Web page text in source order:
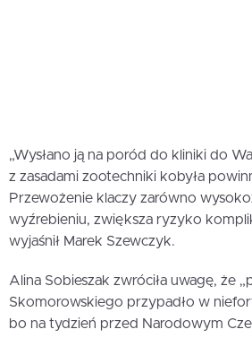
„Wysłano ją na poród do kliniki do
z zasadami zootechniki kobyła
Przewożenie klaczy zarówno
wyźrebieniu, zwiększa ryzyko
wyjaśnił Marek Szewczyk.
Alina Sobieszak zwróciła uwagę, że
Skomorowskiego przypadło w
bo na tydzień przed Narodowym